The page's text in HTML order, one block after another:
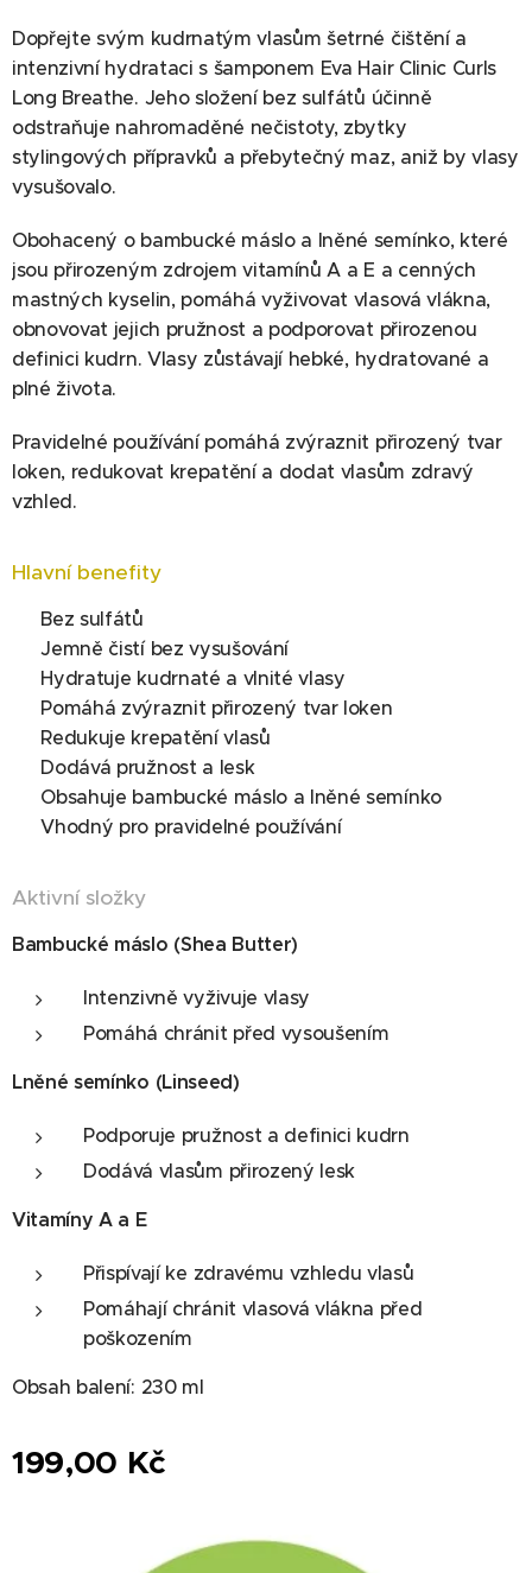
Dopřejte svým kudrnatým vlasům šetrné čištění a
intenzivní hydrataci s šamponem Eva Hair Clinic Curls
Long Breathe. Jeho složení bez sulfátů účinně
odstraňuje nahromaděné nečistoty, zbytky
stylingových přípravků a přebytečný maz, aniž by vlasy
vysušovalo.
Obohacený o bambucké máslo a lněné semínko, které
jsou přirozeným zdrojem vitamínů A a E a cenných
mastných kyselin, pomáhá vyživovat vlasová vlákna,
obnovovat jejich pružnost a podporovat přirozenou
definici kudrn. Vlasy zůstávají hebké, hydratované a
plné života.
Pravidelné používání pomáhá zvýraznit přirozený tvar
loken, redukovat krepatění a dodat vlasům zdravý
vzhled.
Hlavní benefity
✔ Bez sulfátů
✔ Jemně čistí bez vysušování
✔ Hydratuje kudrnaté a vlnité vlasy
✔ Pomáhá zvýraznit přirozený tvar loken
✔ Redukuje krepatění vlasů
✔ Dodává pružnost a lesk
✔ Obsahuje bambucké máslo a lněné semínko
✔ Vhodný pro pravidelné používání
Aktivní složky
Bambucké máslo (Shea Butter)
Intenzivně vyživuje vlasy
Pomáhá chránit před vysoušením
Lněné semínko (Linseed)
Podporuje pružnost a definici kudrn
Dodává vlasům přirozený lesk
Vitamíny A a E
Přispívají ke zdravému vzhledu vlasů
Pomáhají chránit vlasová vlákna před
poškozením
Obsah balení: 230 ml
199,00 Kč